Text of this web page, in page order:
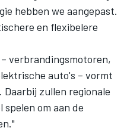
hebben we aangepast.
en flexibelere
verbrandingsmotoren,
auto's – vormt
zullen regionale
om aan de